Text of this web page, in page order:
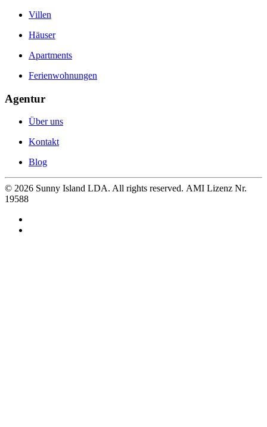
Villen
Häuser
Apartments
Ferienwohnungen
Agentur
Über uns
Kontakt
Blog
© 2026 Sunny Island LDA. All rights reserved. AMI Lizenz Nr.
19588